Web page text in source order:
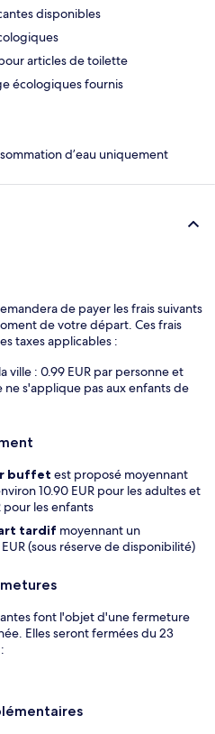
disponibles
articles de toilette
écologiques fournis
d’eau uniquement
de payer les frais suivants
de votre départ. Ces frais
taxes applicables :
ville : 0.99 EUR par personne et
ne s'applique pas aux enfants de
buffet est proposé moyennant
10.90 EUR pour les adultes et
pour les enfants
tardif moyennant un
(sous réserve de disponibilité)
font l'objet d'une fermeture
Elles seront fermées du 23